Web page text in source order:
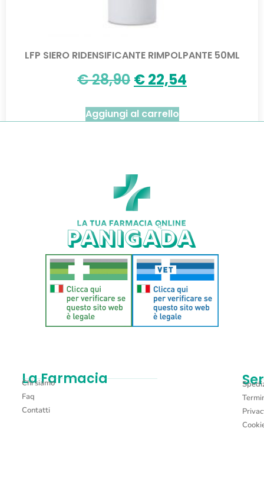
LFP SIERO RIDENSIFICANTE RIMPOLPANTE 50ML
€28,90 €22,54
Aggiungi al carrello
La Farmacia
Chi siamo
Faq
Contatti